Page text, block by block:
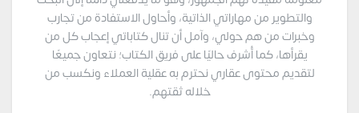
والتطوير من مهاراتي الذاتية، وأحاول الاستفادة من تجارب
وخبرات من هم حولي، وآمل أن تنال كتاباتي إعجاب كل من
يقرأها، كما أُشرف حاليًا على فريق الكتاب؛ نتعاون جميعًا
لتقديم محتوى عقاري نحترم به عقلية العملاء ونكسب من
خلاله ثقتهم.